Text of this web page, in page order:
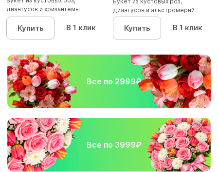
диантусов и хризантемы
кустовой...
Купить В 1 клик
диантусов и альстромерий
Купить В 1 клик
Все по 2999₽
Все по 3999₽